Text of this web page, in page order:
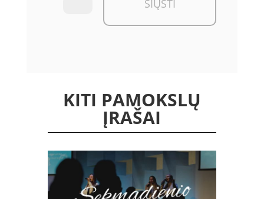
SIŲSTI
KITI PAMOKSLŲ
ĮRAŠAI